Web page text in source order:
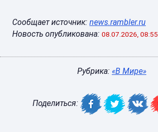
Сообщает источник: news.rambler.ru
Новость опубликована: 08.07.2026, 08:55
Рубрика: «В Мире»
Поделиться: